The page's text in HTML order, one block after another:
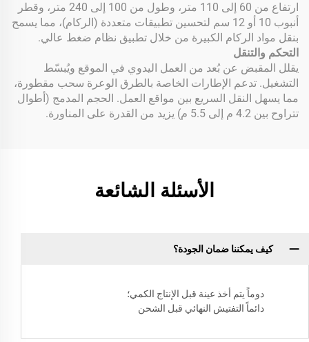
ارتفاع من 60 إلى 110 متر، وطول من 100 إلى 240 متر، وقطر
أنبوب 10 أو 12 سم لتحسين تطبيقات متعددة (الركام)، مما يسمح
بنقل مواد الركام الكبيرة من خلال تطبيق نظام ضغط عالي.
التحكم والتنقل
يقلل المقبض عن بُعد من العمل اليدوي في الموقع ويُبسّط
التشغيل. تدعم الإطارات الخاصة بالطرق الوعرة سحب مقطورة،
مما يسهل النقل السريع بين مواقع العمل. الحجم المدمج (أطوال
تتراوح بين 4.2 م إلى 5.5 م) يزيد من القدرة على المناورة.
الأسئلة الشائعة
كيف يمكننا ضمان الجودة؟
دوماً يتم أخذ عينة قبل الإنتاج الكمي؛
دائماً التفتيش النهائي قبل الشحن